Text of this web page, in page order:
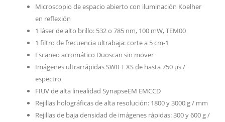
Microscopio de espacio abierto con iluminación Koelher
en reflexión
1 láser de alto brillo: 532 o 785 nm, 100 mW, TEM00
1 filtro de frecuencia ultrabaja: corte a 5 cm-1
Escaneo acromático Duoscan sin mover
Imágenes ultrarrápidas SWIFT XS de hasta 750 µs /
espectro
FIUV de alta linealidad SynapseEM EMCCD
Rejillas holográficas de alta resolución: 1800 y 3000 g / mm
Rejillas de baja densidad de imágenes rápidas: 300 y 600 g /